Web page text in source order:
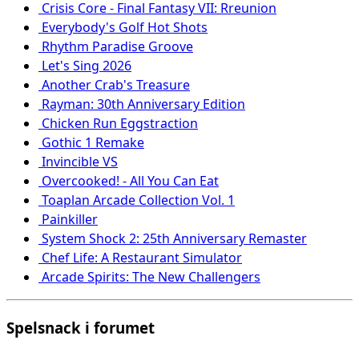
Crisis Core - Final Fantasy VII: Rreunion
Everybody's Golf Hot Shots
Rhythm Paradise Groove
Let's Sing 2026
Another Crab's Treasure
Rayman: 30th Anniversary Edition
Chicken Run Eggstraction
Gothic 1 Remake
Invincible VS
Overcooked! - All You Can Eat
Toaplan Arcade Collection Vol. 1
Painkiller
System Shock 2: 25th Anniversary Remaster
Chef Life: A Restaurant Simulator
Arcade Spirits: The New Challengers
Spelsnack i forumet